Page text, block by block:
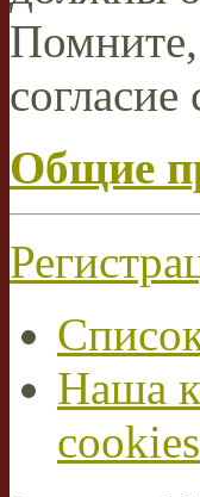
Помните,
согласие
Общие
Наша
cookies